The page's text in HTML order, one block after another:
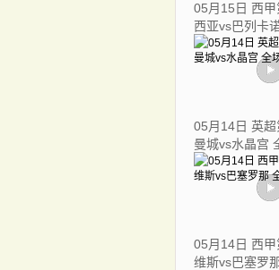
05月15日 西
西亚vs巴列卡
05月14日 英
曼城vs水晶宫
05月14日 西
维斯vs巴塞罗